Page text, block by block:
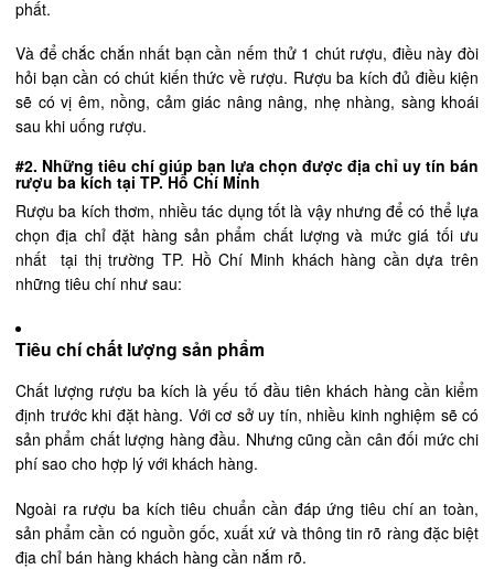
phất.
Và để chắc chắn nhất bạn cần nếm thử 1 chút rượu, điều này đòi
hỏi bạn cần có chút kiến thức về rượu. Rượu ba kích đủ điều kiện
sẽ có vị êm, nồng, cảm giác nâng nâng, nhẹ nhàng, sàng khoái
sau khi uống rượu.
#2. Những tiêu chí giúp bạn lựa chọn được địa chỉ uy tín bán
rượu ba kích tại TP. Hồ Chí Minh
Rượu ba kích thơm, nhiều tác dụng tốt là vậy nhưng để có thể lựa
chọn địa chỉ đặt hàng sản phẩm chất lượng và mức giá tối ưu
nhất tại thị trường TP. Hồ Chí Minh khách hàng cần dựa trên
những tiêu chí như sau:
Tiêu chí chất lượng sản phẩm
Chất lượng rượu ba kích là yếu tố đầu tiên khách hàng cần kiểm
định trước khi đặt hàng. Với cơ sở uy tín, nhiều kinh nghiệm sẽ có
sản phẩm chất lượng hàng đầu. Nhưng cũng cần cân đối mức chi
phí sao cho hợp lý với khách hàng.
Ngoài ra rượu ba kích tiêu chuẩn cần đáp ứng tiêu chí an toàn,
sản phẩm cần có nguồn gốc, xuất xứ và thông tin rõ ràng đặc biệt
địa chỉ bán hàng khách hàng cần nắm rõ.